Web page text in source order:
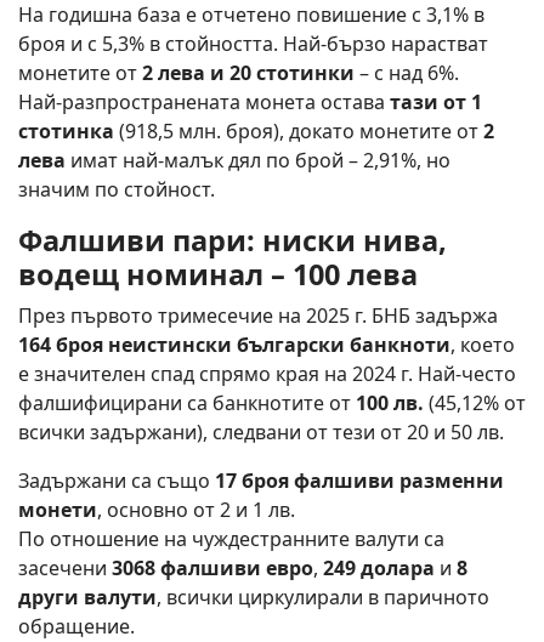
На годишна база е отчетено повишение с 3,1% в
броя и с 5,3% в стойността. Най-бързо нарастват
монетите от2 лева и 20 стотинки – с над 6%.
Най-разпространената монета остава тази от 1
стотинка (918,5 млн. броя), докато монетите от2
лева имат най-малък дял по брой – 2,91%, но
значим по стойност.
Фалшиви пари: ниски нива,
водещ номинал – 100 лева
През първото тримесечие на 2025 г. БНБ задържа
164 броя неистински български банкноти, което
е значителен спад спрямо края на 2024 г. Най-често
фалшифицирани са банкнотите от 100 лв. (45,12% от
всички задържани), следвани от тези от 20 и 50 лв.
Задържани са също 17 броя фалшиви разменни
монети, основно от 2 и 1 лв.
По отношение на чуждестранните валути са
засечени 3068 фалшиви евро, 249 долара и 8
други валути, всички циркулирали в паричното
обращение.